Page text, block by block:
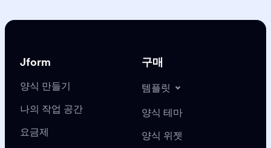
Jform
양식 만들기
나의 작업 공간
요금제
구매
템플릿
양식 테마
양식 위젯